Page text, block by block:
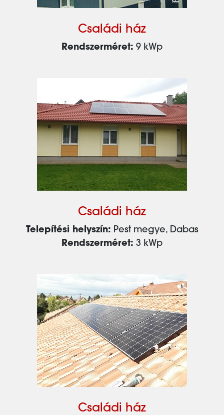
Családi ház
Rendszerméret: 9 kWp
Családi ház
Telepítési helyszín: Pest megye, Dabas
Rendszerméret: 3 kWp
Családi ház